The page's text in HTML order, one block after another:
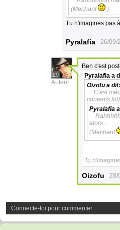
(Mechant
)
Tu n'imagines pas
Pyralafia 26/09/
29
Auteur
Ben c'est
Pyralafia a
Oizofu a dit:
'C'est
contents.lol)
Pyralafia
alors...
(Mechant
Tu
Oizofu 28/
Connecte-toi pour commenter